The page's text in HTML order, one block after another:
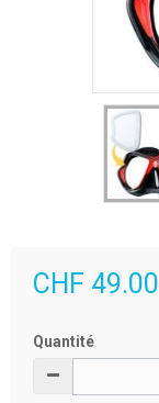
CHF 49.00
Quantité